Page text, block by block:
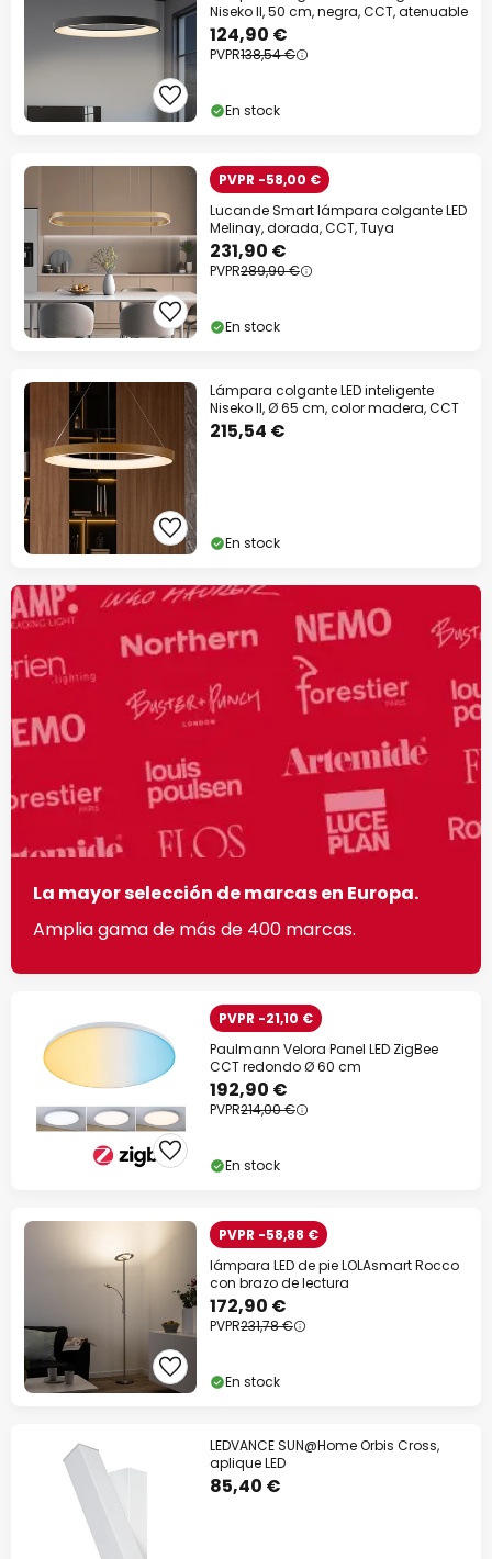
Niseko II, 50 cm, negra, CCT, atenuable
124,90 €
PVPR138,54 €
En stock
PVPR -58,00 €
Lucande Smart lámpara colgante LED
Melinay, dorada, CCT, Tuya
231,90 €
PVPR289,90 €
En stock
Lámpara colgante LED inteligente
Niseko II, Ø 65 cm, color madera, CCT
215,54 €
En stock
La mayor selección de marcas en Europa.
Amplia gama de más de 400 marcas.
PVPR -21,10 €
Paulmann Velora Panel LED ZigBee
CCT redondo Ø 60 cm
192,90 €
PVPR214,00 €
En stock
PVPR -58,88 €
lámpara LED de pie LOLAsmart Rocco
con brazo de lectura
172,90 €
PVPR231,78 €
En stock
LEDVANCE SUN@Home Orbis Cross,
aplique LED
85,40 €